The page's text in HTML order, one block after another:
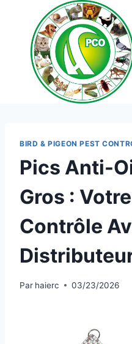
contenu
BIRD & PIGEON PEST
Pics Anti-
Gros :
Contrôle
Par haierc 03/23/2026